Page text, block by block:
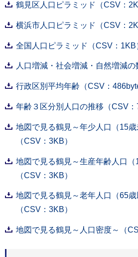
鶴見区人口ピラミッド（CSV：
横浜市人口ピラミッド（CSV：
全国人口ピラミッド（CSV：1KB
人口増減・社会増減・自然増減の
行政区別平均年齢（CSV：
年齢３区分別人口の推移（CSV：
地図で見る鶴見～年少人口（15
（CSV：3KB）
地図で見る鶴見～生産年齢人口（
（CSV：3KB）
地図で見る鶴見～老年人口（65
（CSV：3KB）
地図で見る鶴見～人口密度～（